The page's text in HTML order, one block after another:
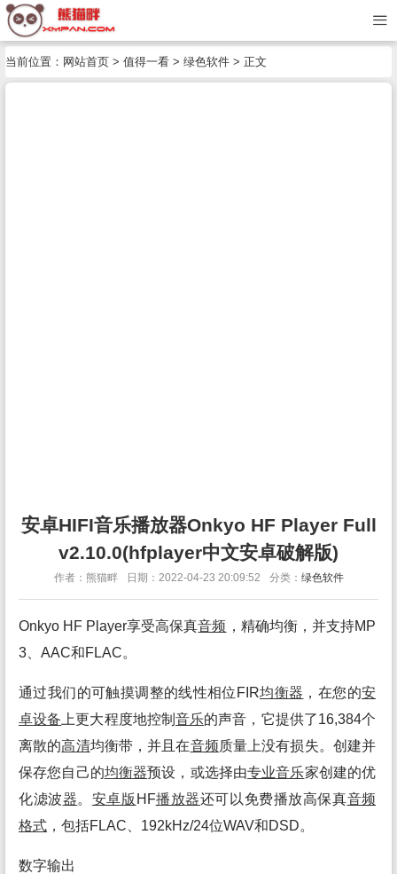
当前位置： 网站首页 > 值得一看 > 绿色软件 > 正文
安卓HIFI音乐播放器Onkyo HF Player Full
v2.10.0(hfplayer中文安卓破解版)
作者：熊猫畔 日期：2022-04-23 20:09:52 分类： 绿色软件
Onkyo HF Player享受高保真音频 ，精确均衡，并支持MP
3、AAC和FLAC。
通过我们的可触摸调整的线性相位FIR均衡器 ，在您的安
卓设备 上更大程度地控制音乐的声音，它提供了16,384个
离散的高清均衡带，并且在音频质量上没有损失。创建并
保存您自己的均衡器预设，或选择由专业音乐家创建的优
化滤波器。 安卓版 HF播放器还可以免费播放高保真音频
格式 ，包括FLAC、192kHz/24位WAV和DSD。
数字输出